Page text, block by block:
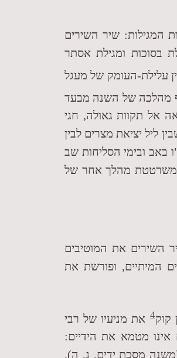
המגילות: שיר השירים
בסוכות ומגילת אסתר
עלילת-העומק של מעגל
מהלכה של השנה מבעד
אל תקוות גאולה, חגי
ליל יציאת מצרים לבין
באב ובימי הסליחות שב
משרטטת מהלך אחר של
השירים את המוטיבים
המיתיים, ופורשת את
קוק4את מניעיו של רבי
מטמא את הידיים:
מסכת ידים, ג, ה),